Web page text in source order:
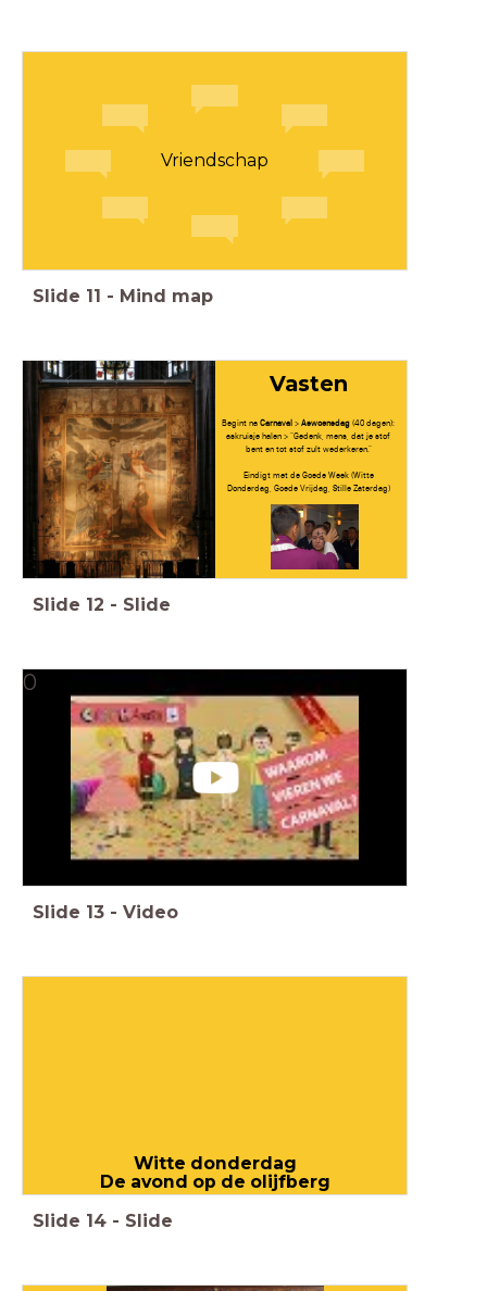
Vriendschap
Slide 11 - Mind map
Vasten
Begint naCarnaval >Aswoensdag (40 dagen):
askruisje halen > "Gedenk, mens, dat je stof
bent en tot stof zult wederkeren."
Eindigt met de Goede Week (Witte
Donderdag, Goede Vrijdag, Stille Zaterdag)
Slide 12 - Slide
0
Slide 13 - Video
Witte donderdag
De avond op de olijfberg
Slide 14 - Slide